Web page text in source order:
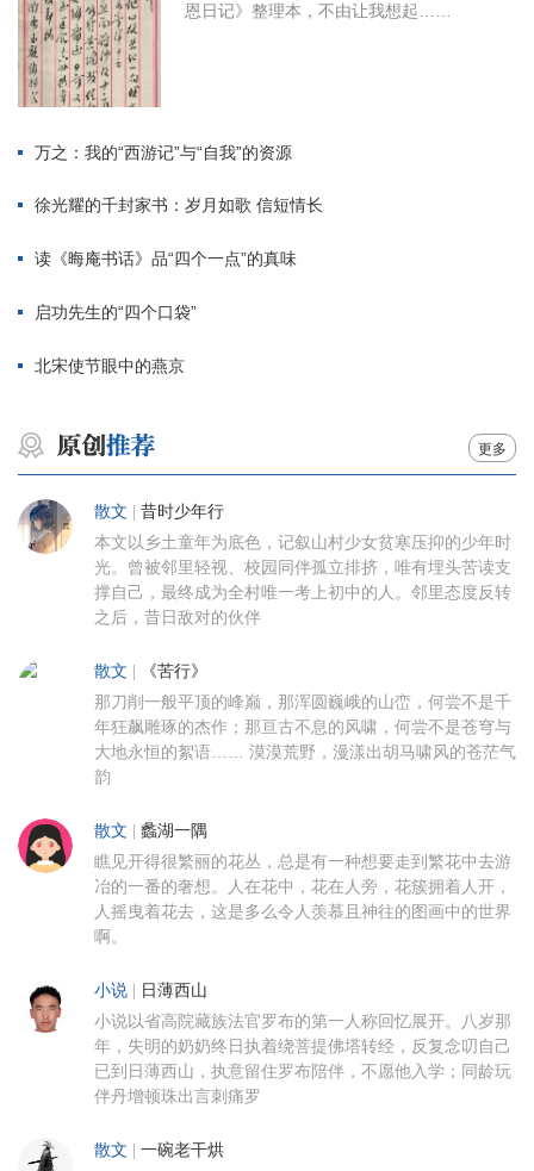
恩日记》整理本，不由让我想起……
万之：我的“西游记”与“自我”的资源
徐光耀的千封家书：岁月如歌 信短情长
读《晦庵书话》品“四个一点”的真味
启功先生的“四个口袋”
北宋使节眼中的燕京
更多
散文 昔时少年行
本文以乡土童年为底色，记叙山村少女贫寒压抑的少年时
光。曾被邻里轻视、校园同伴孤立排挤，唯有埋头苦读支
撑自己，最终成为全村唯一考上初中的人。邻里态度反转
之后，昔日敌对的伙伴
散文 《苦行》
那刀削一般平顶的峰巅，那浑圆巍峨的山峦，何尝不是千
年狂飙雕琢的杰作；那亘古不息的风啸，何尝不是苍穹与
大地永恒的絮语…… 漠漠荒野，漫漾出胡马啸风的苍茫气
韵
散文 蠡湖一隅
瞧见开得很繁丽的花丛，总是有一种想要走到繁花中去游
冶的一番的奢想。人在花中，花在人旁，花簇拥着人开，
人摇曳着花去，这是多么令人羡慕且神往的图画中的世界
啊。
小说 日薄西山
小说以省高院藏族法官罗布的第一人称回忆展开。八岁那
年，失明的奶奶终日执着绕菩提佛塔转经，反复念叨自己
已到日薄西山，执意留住罗布陪伴，不愿他入学；同龄玩
伴丹增顿珠出言刺痛罗
散文 一碗老干烘